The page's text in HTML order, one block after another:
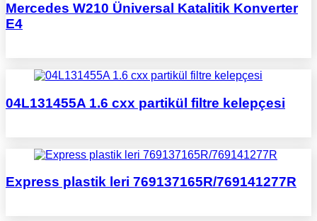
Mercedes W210 Üniversal Katalitik Konverter
E4
04L131455A 1.6 cxx partikül filtre kelepçesi
Express plastik leri 769137165R/769141277R